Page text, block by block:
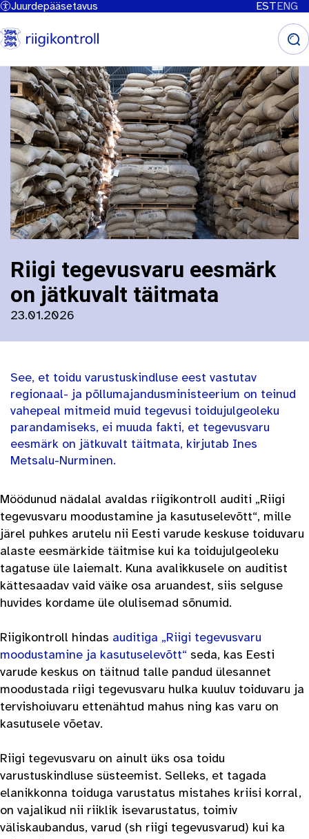
Liigu
põhisisu
juurde
Juurdepääsetavus ESTENG
Leivapuru
Riigi tegevusvaru eesmärk
on jätkuvalt täitmata
23.01.2026
See, et toidu varustuskindluse eest vastutav
regionaal- ja põllumajandusministeerium on teinud
vahepeal mitmeid muid tegevusi toidujulgeoleku
parandamiseks, ei muuda fakti, et tegevusvaru
eesmärk on jätkuvalt täitmata, kirjutab Ines
Metsalu-Nurminen.
Möödunud nädalal avaldas riigikontroll auditi „Riigi
tegevusvaru moodustamine ja kasutuselevõtt“, mille
järel puhkes arutelu nii Eesti varude keskuse toiduvaru
alaste eesmärkide täitmise kui ka toidujulgeoleku
tagatuse üle laiemalt. Kuna avalikkusele on auditist
kättesaadav vaid väike osa aruandest, siis selguse
huvides kordame üle olulisemad sõnumid.
Riigikontroll hindas auditiga „Riigi tegevusvaru
moodustamine ja kasutuselevõtt“ seda, kas Eesti
varude keskus on täitnud talle pandud ülesannet
moodustada riigi tegevusvaru hulka kuuluv toiduvaru ja
tervishoiuvaru ettenähtud mahus ning kas varu on
kasutusele võetav.
Riigi tegevusvaru on ainult üks osa toidu
varustuskindluse süsteemist. Selleks, et tagada
elanikkonna toiduga varustatus mistahes kriisi korral,
on vajalikud nii riiklik isevarustatus, toimiv
väliskaubandus, varud (sh riigi tegevusvarud) kui ka